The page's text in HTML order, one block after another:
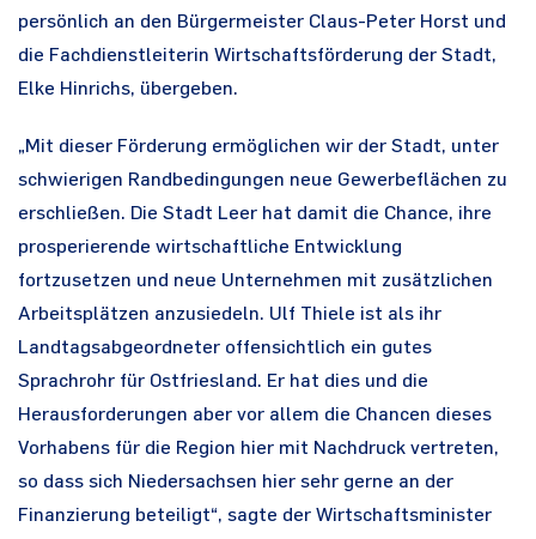
persönlich an den Bürgermeister Claus-Peter Horst und
die Fachdienstleiterin Wirtschaftsförderung der Stadt,
Elke Hinrichs, übergeben.
„Mit dieser Förderung ermöglichen wir der Stadt, unter
schwierigen Randbedingungen neue Gewerbeflächen zu
erschließen. Die Stadt Leer hat damit die Chance, ihre
prosperierende wirtschaftliche Entwicklung
fortzusetzen und neue Unternehmen mit zusätzlichen
Arbeitsplätzen anzusiedeln. Ulf Thiele ist als ihr
Landtagsabgeordneter offensichtlich ein gutes
Sprachrohr für Ostfriesland. Er hat dies und die
Herausforderungen aber vor allem die Chancen dieses
Vorhabens für die Region hier mit Nachdruck vertreten,
so dass sich Niedersachsen hier sehr gerne an der
Finanzierung beteiligt“, sagte der Wirtschaftsminister